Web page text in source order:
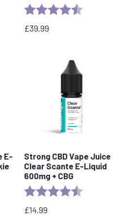
Ocena:
£39.99
E-
of 5 stars
Strong CBD Vape Juice
Clear Scante E-Liquid
600mg + CBG
Ocena:
£14.99